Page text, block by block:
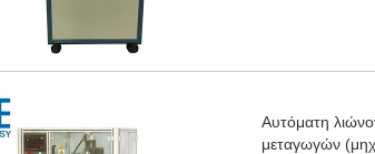
Αυτόματη
μεταγωγών